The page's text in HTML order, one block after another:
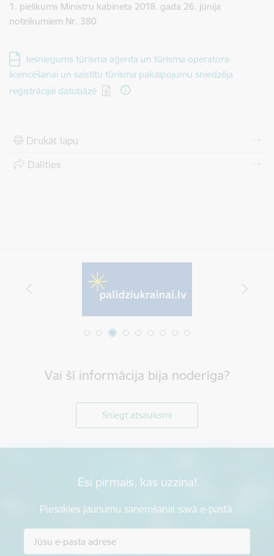
1. pielikums Ministru kabineta 2018. gada 26. jūnija
noteikumiem Nr. 380
Lejupielādēt:
Iesniegums tūrisma aģenta un tūrisma operatora
licencēšanai un saistītu tūrisma pakalpojumu sniedzēja
reģistrācijai datubāzē
Drukāt lapu
Dalīties
Vai šī informācija bija noderīga?
Sniegt atsauksmi
Esi pirmais, kas uzzina!
Piesakies jaunumu saņemšanai savā e-pastā.